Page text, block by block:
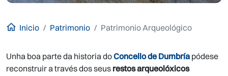
Inicio Patrimonio Patrimonio Arqueológico
Unha boa parte da historia doConcello de Dumbría pódese
reconstruir a través dos seus restos arqueolóxicos